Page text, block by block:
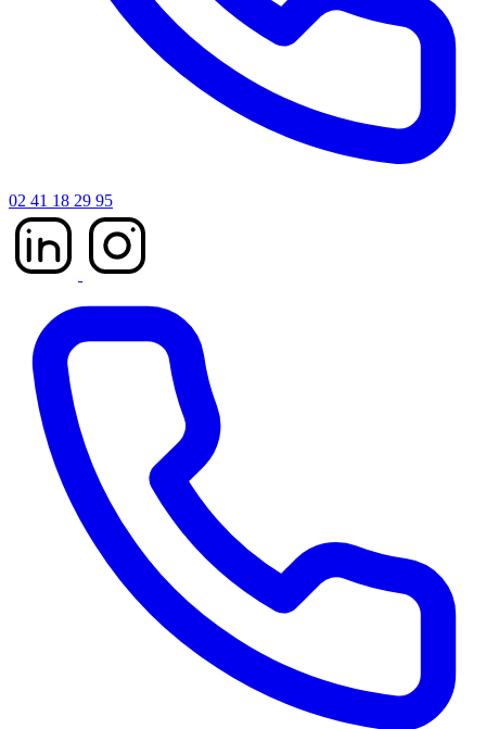
02 41 18 29 95